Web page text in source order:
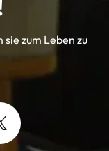
zum Leben zu